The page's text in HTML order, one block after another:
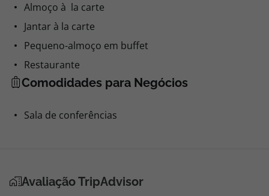
Almoço à la carte
Jantar à la carte
Pequeno-almoço em buffet
Restaurante
Comodidades para Negócios
Sala de conferências
Avaliação TripAdvisor